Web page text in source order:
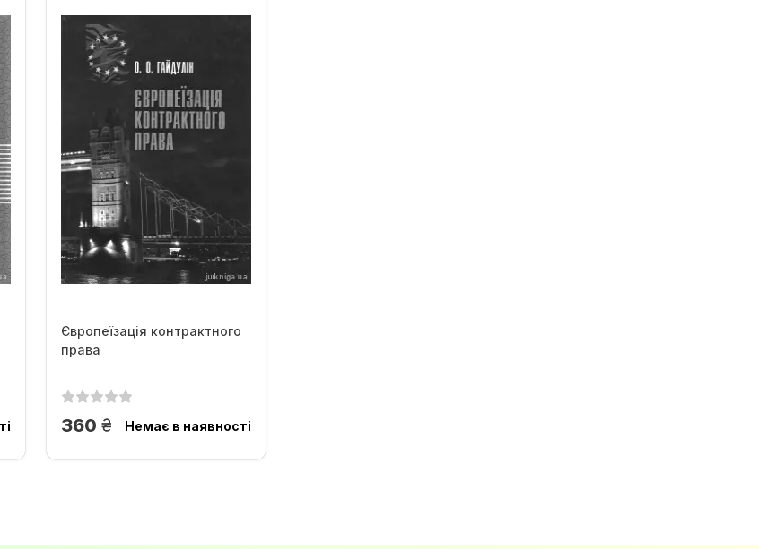
Європеїзація контрактного
права
360 грн.Немає в наявності